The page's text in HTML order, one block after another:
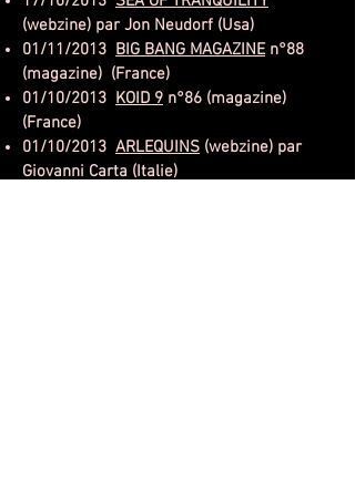
(webzine) par Jon Neudorf (Usa)
01/11/2013 BIG BANG MAGAZINEn°88
(magazine) (France)
01/10/2013 KOID 9 n°86 (magazine)
(France)
01/10/2013 ARLEQUINS (webzine) par
Giovanni Carta (Italie)